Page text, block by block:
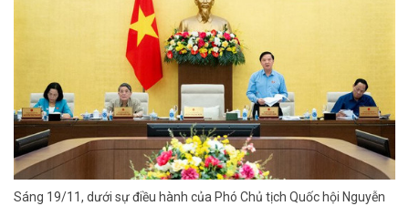
Sáng 19/11, dưới sự điều hành của Phó Chủ tịch Quốc hội Nguyễn